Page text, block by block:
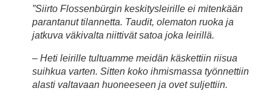
”Siirto Flossenbürgin keskitysleirille ei mitenkään
parantanut tilannetta. Taudit, olematon ruoka ja
jatkuva väkivalta niittivät satoa joka leirillä.
– Heti leirille tultuamme meidän käskettiin riisua
suihkua varten. Sitten koko ihmismassa työnnettiin
alasti valtavaan huoneeseen ja ovet suljettiin.